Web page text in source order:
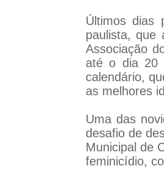
Últimos dias
paulista, que
Associação
até o dia 20
calendário,
as melhores
Uma das
desafio de
Municipal de
feminicídio,